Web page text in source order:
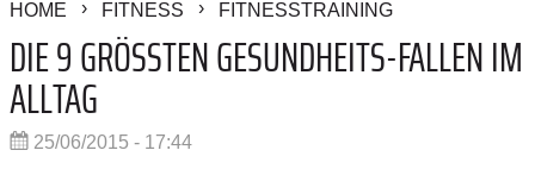
HOME FITNESS FITNESSTRAINING
DIE 9 GRÖSSTEN GESUNDHEITS-FALLEN IM A
LLTAG
25/06/2015 - 17:44